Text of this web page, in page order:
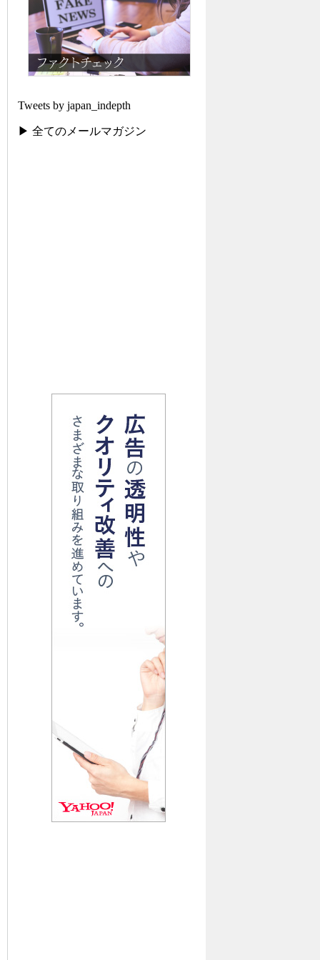
Tweets by japan_indepth
▶ 全てのメールマガジン